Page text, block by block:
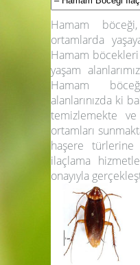
Hamam
ortamlarda
Hamam
yaşam
Hamam
alanlarınızda ki
temizlemekte
ortamları
haşere türlerine
ilaçlama
onayıyla